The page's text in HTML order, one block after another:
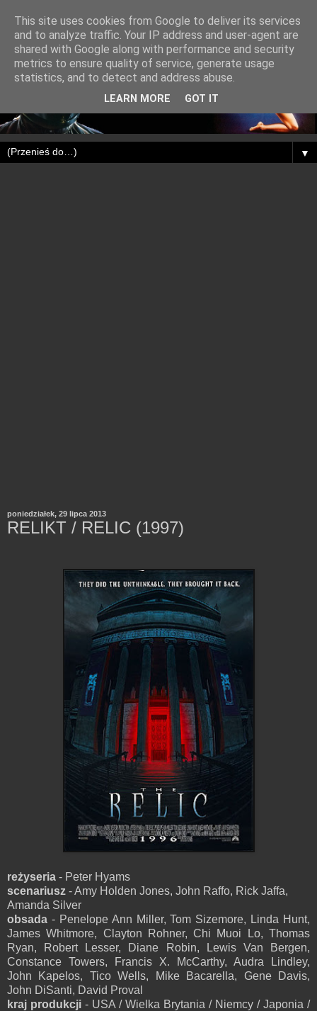
▼
poniedziałek, 29 lipca 2013
RELIKT / RELIC (1997)
reżyseria - Peter Hyams
scenariusz - Amy Holden Jones, John Raffo, Rick Jaffa,
Amanda Silver
obsada - Penelope Ann Miller, Tom Sizemore, Linda Hunt,
James Whitmore, Clayton Rohner, Chi Muoi Lo, Thomas
Ryan, Robert Lesser, Diane Robin, Lewis Van Bergen,
Constance Towers, Francis X. McCarthy, Audra Lindley,
John Kapelos, Tico Wells, Mike Bacarella, Gene Davis,
John DiSanti, David Proval
kraj produkcji - USA / Wielka Brytania / Niemcy / Japonia /
This site uses cookies from Google to deliver its services
and to analyze traffic. Your IP address and user-agent are
shared with Google along with performance and security
metrics to ensure quality of service, generate usage
statistics, and to detect and address abuse.
LEARN MORE GOT IT